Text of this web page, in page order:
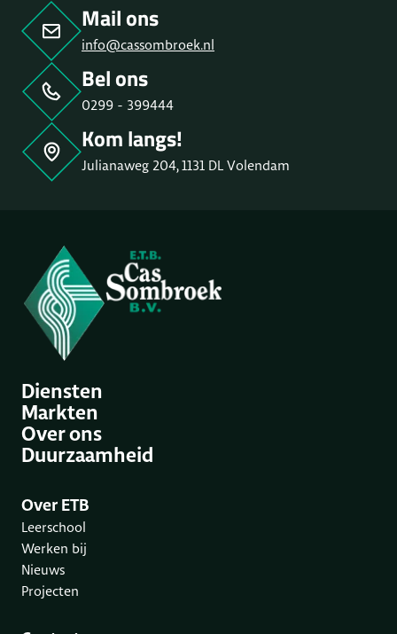
Mail ons
info@cassombroek.nl
Bel ons
0299 - 399444
Kom langs!
Julianaweg 204, 1131 DL Volendam
Diensten
Markten
Over ons
Duurzaamheid
Over ETB
Leerschool
Werken bij
Nieuws
Projecten